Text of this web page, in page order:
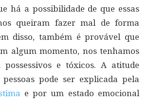
há a possibilidade de que essas
queiram fazer mal de forma
disso, também é provável que
algum momento, nos tenhamos
possessivos e tóxicos. A atitude
pessoas pode ser explicada pela
e por um estado emocional